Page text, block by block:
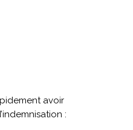
avoir
: